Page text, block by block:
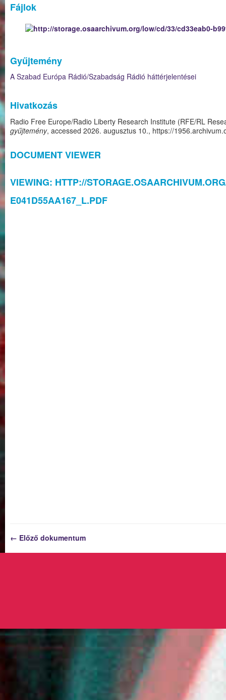
Fájlok
Gyűjtemény
A Szabad Európa Rádió/Szabadság Rádió háttérjelentései
Hivatkozás
Radio Free Europe/Radio Liberty Research Institute (RFE/RL
gyűjtemény, accessed 2026. augusztus 10., https://
DOCUMENT VIEWER
VIEWING: HTTP://
E041D55AA167_L.PDF
← Előző dokumentum